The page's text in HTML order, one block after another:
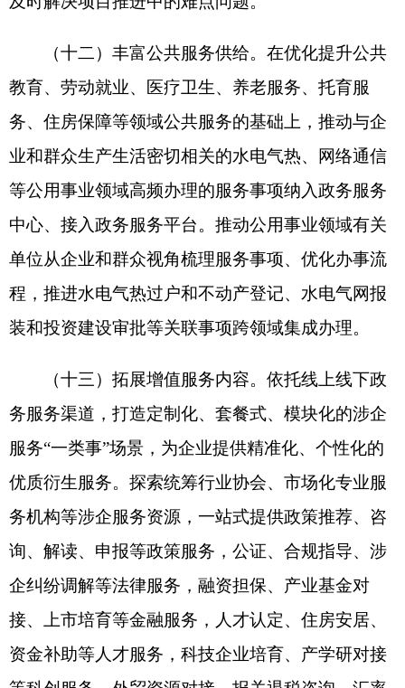
办等创新服务模式的制度障碍。完善数字化应用配
电子档案单套归档等法律效力。
（十六）健全政务服务工作体系。推进国家、
联动、高效便捷、权责清晰的工作机制。加强各级
政务服务窗口从业人员配备、管理、培训和考核，
出台激励奖励措施，推进综合服务窗口人员统一配
备和职业化发展。创新政务服务人才引进、培养、
选拔和评价机制，持续提升干部队伍法治思维、服
设。
七、保障措施
（十七）加强组织实施。各地区要强化省级统
筹，围绕“高效办成一件事”合力攻坚，对列入重点
事项清单的“一件事”要逐项制定工作方案，明确目
标任务、改革措施和职责分工，确保取得实效。国
务院各部门要强化条块联动，加强业务指导和数据
点示范，组织各地区各部门逐年推出一批“高效办成
一件事”重点事项，推动政务服务持续提质增效。